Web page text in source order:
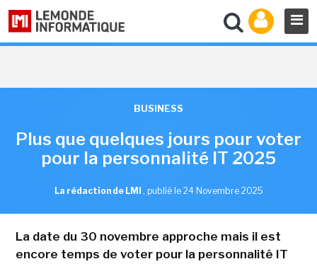
BUSINESS
Plus que quelques jours pour voter
pour la personnalité IT 2025
La rédaction de LMI , publié le 24 Novembre 2025
La date du 30 novembre approche mais il est
encore temps de voter pour la personnalité IT